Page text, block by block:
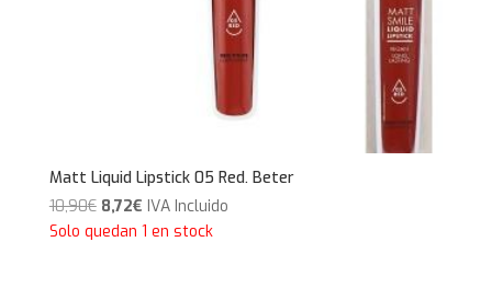
Matt Liquid Lipstick 05 Red. Beter
10,90€ El
precio
8,72€El
precio
IVA Incluido
Solo quedan 1 en stock